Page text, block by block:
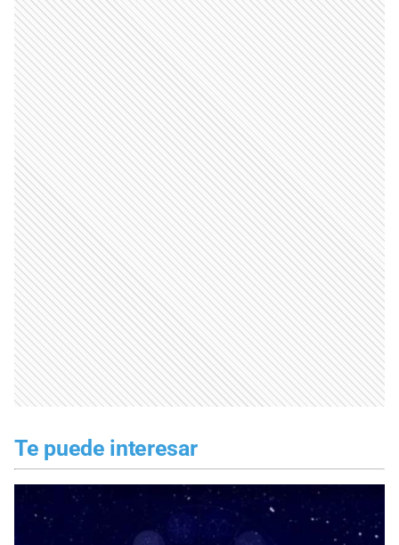
Te puede interesar